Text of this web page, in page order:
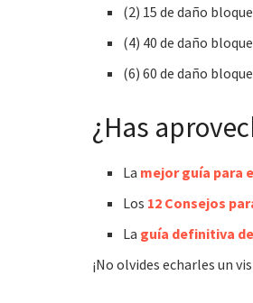
(2) 15 de daño
(4) 40 de daño
(6) 60 de daño
¿Has
La mejor guía para
Los 12 Consejos
La guía definitiva
¡No olvides echarles un